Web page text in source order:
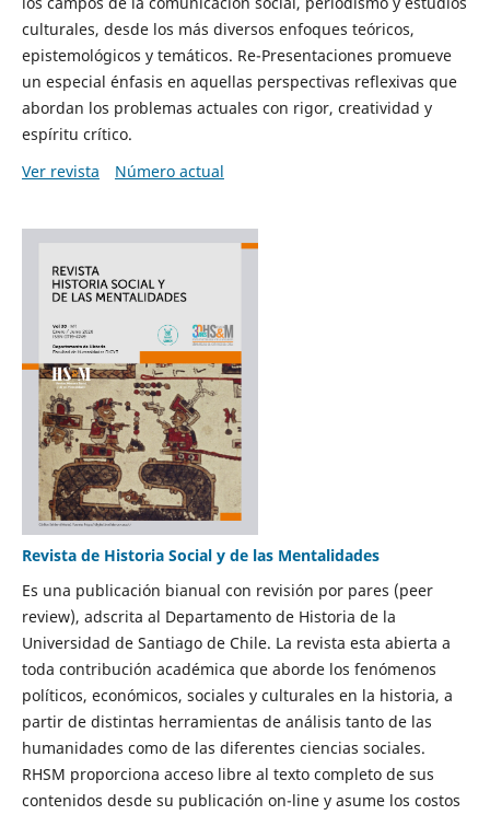
culturales, desde los más diversos enfoques teóricos,
epistemológicos y temáticos. Re-Presentaciones promueve
un especial énfasis en aquellas perspectivas reflexivas que
abordan los problemas actuales con rigor, creatividad y
espíritu crítico.
Ver revista
Número actual
Revista de Historia Social y de las Mentalidades
Es una publicación bianual con revisión por pares (peer
review), adscrita al Departamento de Historia de la
Universidad de Santiago de Chile. La revista esta abierta a
toda contribución académica que aborde los fenómenos
políticos, económicos, sociales y culturales en la historia, a
partir de distintas herramientas de análisis tanto de las
humanidades como de las diferentes ciencias sociales.
RHSM proporciona acceso libre al texto completo de sus
contenidos desde su publicación on-line y asume los costos